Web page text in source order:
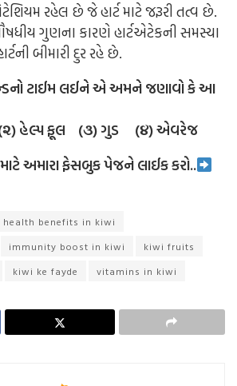
રહેલ છે જે હાર્ટ માટે જરૂરી તત્વ છે.
ગુણના કારણે હાર્ટએટેકની સમસ્યા
બીમારી દુર રહે છે.
ટાઈમ લઈને એ અમને જણાવો કે આ
હેલ્પ ફૂલ (૩) ગુડ (૪) એવરેજ
અમારા ફેસબુક પેજને લાઈક કરો..
health benefits in kiwi
immunity boost in kiwi
kiwi fruits
kiwi ke fayde vitamins in kiwi